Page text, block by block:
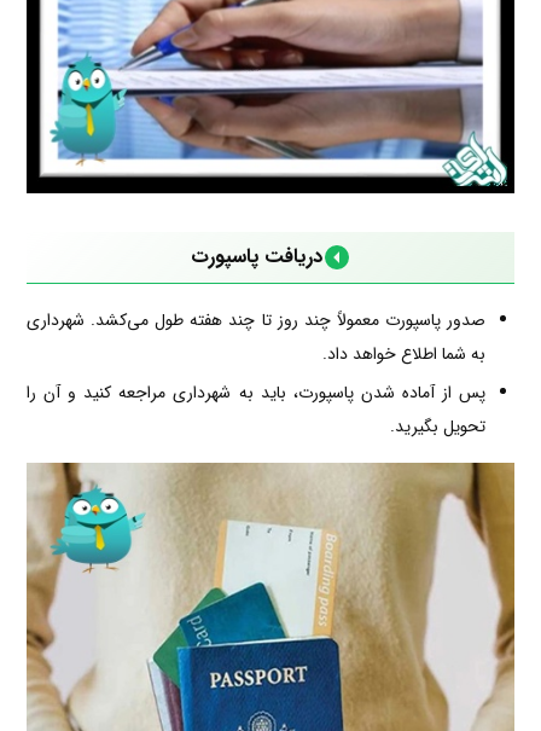
دریافت پاسپورت
صدور پاسپورت معمولاً چند روز تا چند هفته طول می‌کشد. شهرداری
به شما اطلاع خواهد داد.
پس از آماده شدن پاسپورت، باید به شهرداری مراجعه کنید و آن را
تحویل بگیرید.